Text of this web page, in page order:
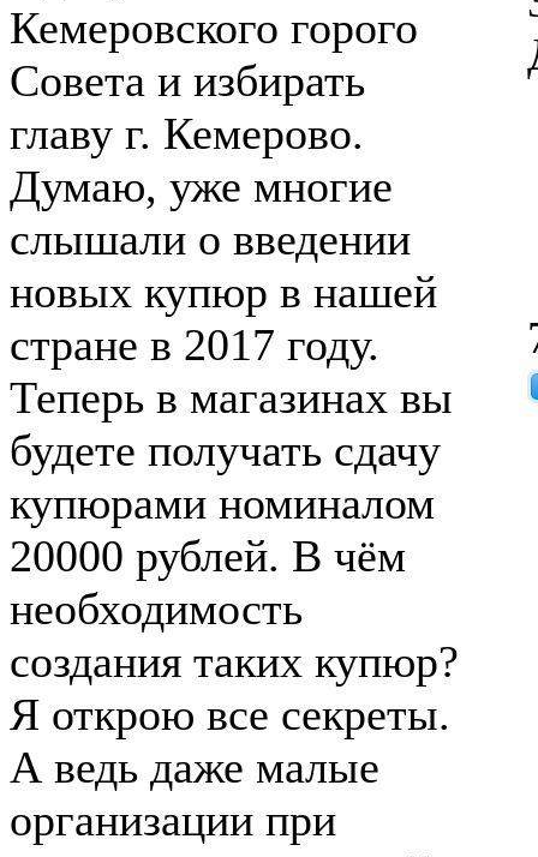
Кемеровского горого
Совета и избирать
главу г. Кемерово.
Думаю, уже многие
слышали о введении
новых купюр в нашей
стране в 2017 году.
Теперь в магазинах вы
будете получать сдачу
купюрами номиналом
20000 рублей. В чём
необходимость
создания таких купюр?
Я открою все секреты.
А ведь даже малые
организации при